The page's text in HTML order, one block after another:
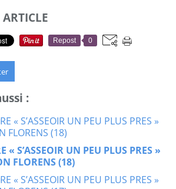
Repost 0
:
« S’ASSEOIR UN PEU PLUS PRES »
FLORENS (18)